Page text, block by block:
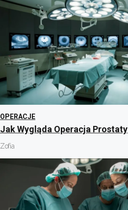
OPERACJE
Jak Wygląda Operacja Prostaty
Zofia